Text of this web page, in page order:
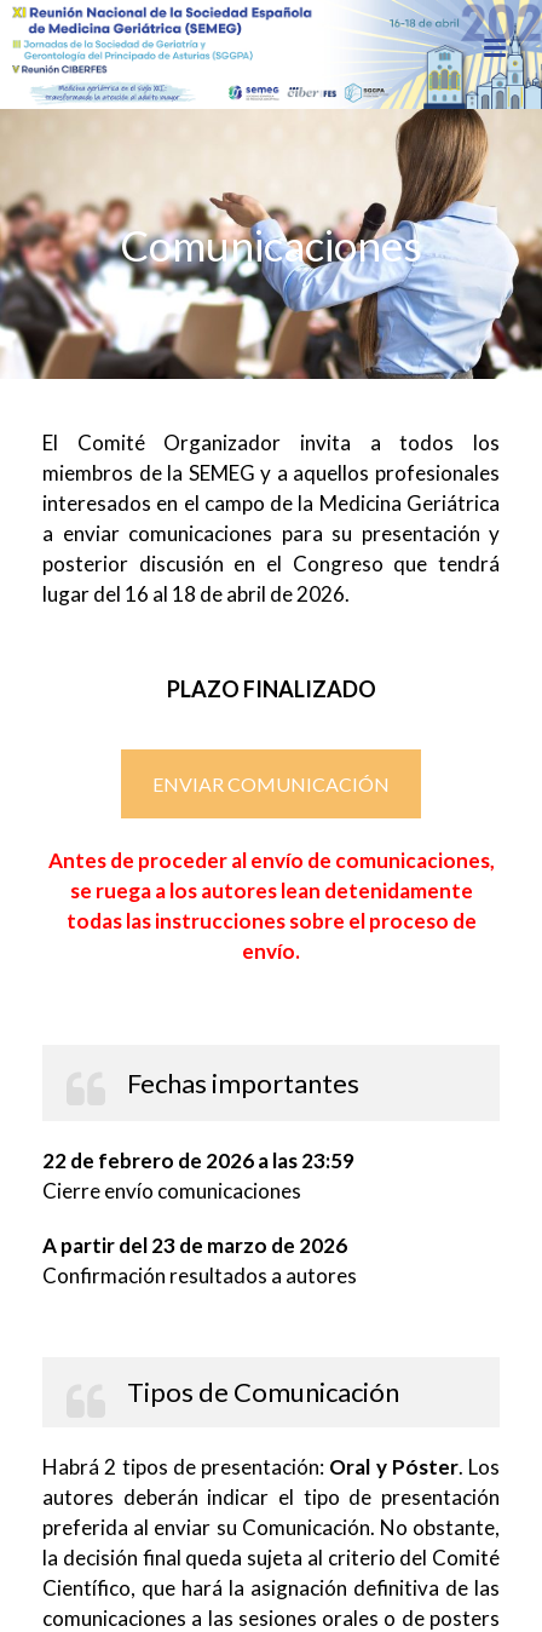
Comunicaciones
El Comité Organizador invita a todos los
miembros de la SEMEG y a aquellos profesionales
interesados en el campo de la Medicina Geriátrica
a enviar comunicaciones para su presentación y
posterior discusión en el Congreso que tendrá
lugar del 16 al 18 de abril de 2026.
PLAZO FINALIZADO
ENVIAR COMUNICACIÓN
Antes de proceder al envío de comunicaciones,
se ruega a los autores lean detenidamente
todas las instrucciones sobre el proceso de
envío.
Fechas importantes
22 de febrero de 2026 a las 23:59
Cierre envío comunicaciones
A partir del 23 de marzo de 2026
Confirmación resultados a autores
Tipos de Comunicación
Habrá 2 tipos de presentación: Oral y Póster. Los
autores deberán indicar el tipo de presentación
preferida al enviar su Comunicación. No obstante,
la decisión final queda sujeta al criterio del Comité
Científico, que hará la asignación definitiva de las
comunicaciones a las sesiones orales o de posters